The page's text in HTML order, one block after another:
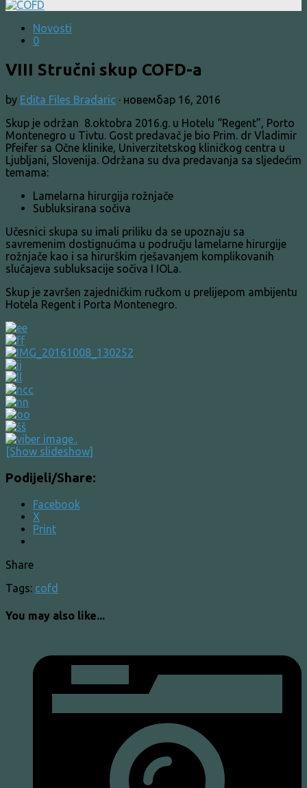
Novosti
0
VIII Stručni skup COFD-a
by Edita Files Bradaric · новембар 16, 2016
Skup je održan 8.oktobra 2016.g. u Hotelu “Regent”, Porto
Montenegro u Tivtu. Gost predavač je bio Prim. dr Vladimir
Pfeifer sa Očne klinike, Univerzitetskog kliničkog centra u
Ljubljani, Slovenija. Održana su dva predavanja sa sljedećim
temama:
Lamelarna hirurgija rožnjače
Subluksirana sočiva
Učesnici skupa su imali priliku da se upoznaju sa
savremenim dostignućima u području lamelarne hirurgije
rožnjače kao i sa hirurškim rješavanjem komplikovanih
slučajeva subluksacije sočiva I IOLa.
Skup je završen zajedničkim ručkom u prelijepom ambijentu
Hotela Regent i Porta Montenegro.
[Show slideshow]
Podijeli/Share:
Facebook
X
Print
Share
Tags: cofd
You may also like...